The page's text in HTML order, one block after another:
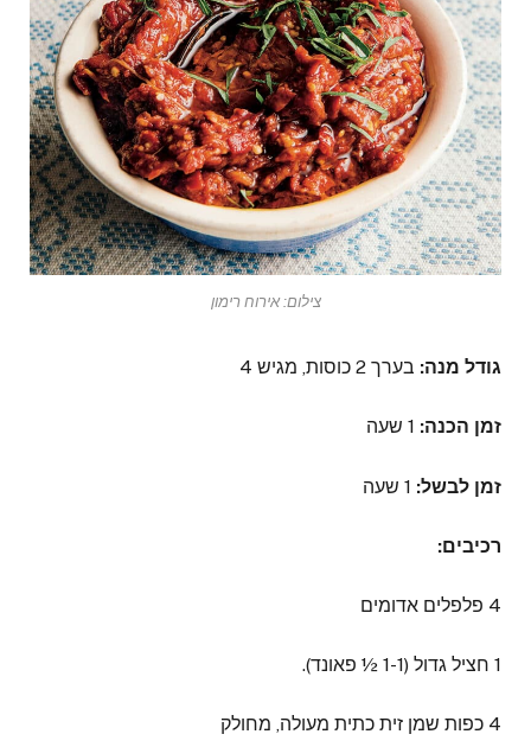
צילום: אירוח רימון
גודל מנה: בערך 2 כוסות, מגיש 4
זמן הכנה: 1 שעה
זמן לבשל: 1 שעה
רכיבים:
4 פלפלים אדומים
1 חציל גדול (1-1 ½ פאונד).
4 כפות שמן זית כתית מעולה, מחולק